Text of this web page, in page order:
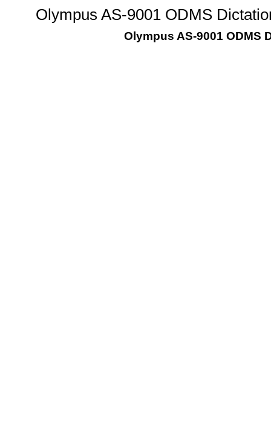
Olympus AS-9001 ODMS
Olympus AS-9001 ODMS